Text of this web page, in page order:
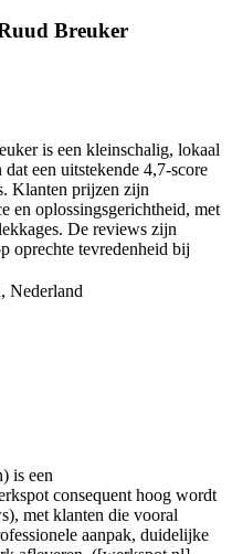
Breuker
is een kleinschalig, lokaal
een uitstekende 4,7‑score
Klanten prijzen zijn
en oplossingsgerichtheid, met
De reviews zijn
oprechte tevredenheid bij
Nederland
is een
consequent hoog wordt
met klanten die vooral
aanpak, duidelijke